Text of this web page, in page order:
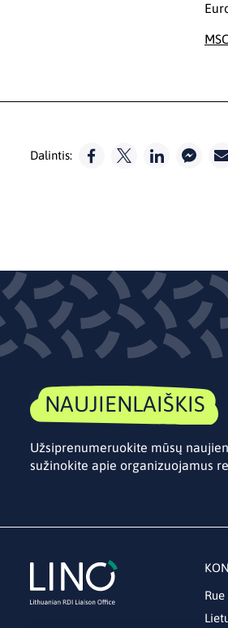
Dalintis:
NAUJIENLAIŠKIS
Užsiprenumeruokite mūsų
sužinokite apie organizuojamus